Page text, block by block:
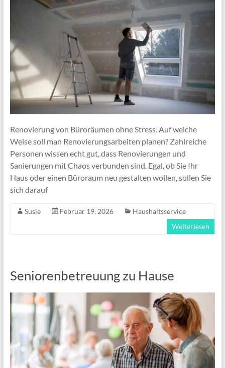
Renovierung von Büroräumen ohne Stress. Auf welche
Weise soll man Renovierungsarbeiten planen? Zahlreiche
Personen wissen echt gut, dass Renovierungen und
Sanierungen mit Chaos verbunden sind. Egal, ob Sie Ihr
Haus oder einen Büroraum neu gestalten wollen, sollen Sie
sich darauf
Susie Februar 19, 2026
Haushaltsservice
Weiterlesen
Seniorenbetreuung zu Hause